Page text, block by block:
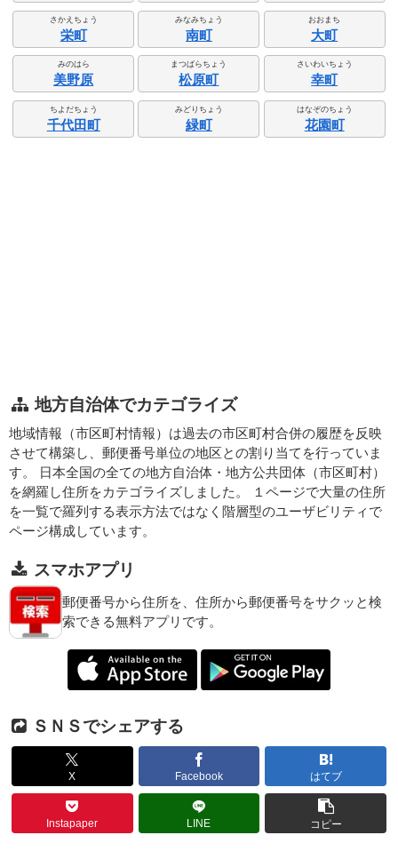
さかえちょう
栄町
みなみちょう
南町
おおまち
大町
みのはら
美野原
まつばらちょう
松原町
さいわいちょう
幸町
ちよだちょう
千代田町
みどりちょう
緑町
はなぞのちょう
花園町
地方自治体でカテゴライズ
地域情報（市区町村情報）は過去の市区町村合併の履歴を反映
させて構築し、郵便番号単位の地区との割り当てを行っていま
す。 日本全国の全ての地方自治体・地方公共団体（市区町村）
を網羅し住所をカテゴライズしました。 １ページで大量の住所
を一覧で羅列する表示方法ではなく階層型のユーザビリティで
ページ構成しています。
スマホアプリ
郵便番号から住所を、住所から郵便番号をサクッと検
索できる無料アプリです。
ＳＮＳでシェアする
X Facebook はてブ
Instapaper LINE コピー